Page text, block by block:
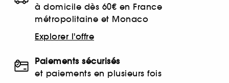
à domicile dès 60€ en France
métropolitaine et Monaco
Explorer l'offre
Paiements sécurisés
et paiements en plusieurs fois